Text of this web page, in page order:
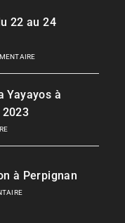
22 au 24
Yayayos à
à Perpignan